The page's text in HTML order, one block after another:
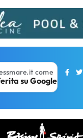
come
su Google